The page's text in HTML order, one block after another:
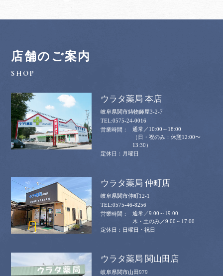
店舗のご案内
ウラタ薬局 本店
岐阜県関市鋳物師屋3-2-7
0575-24-0016
通常／10:00～18:00
（日・祝のみ：休憩12:00〜
13:30）
月曜日
ウラタ薬局 仲町店
岐阜県関市仲町12-1
0575-46-8256
通常／9:00～19:00
木・土のみ／9:00～17:00
日曜日・祝日
ウラタ薬局 関山田店
岐阜県関市山田979